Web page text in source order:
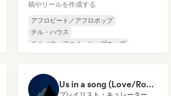
稿やリールを作成する
アフロビート／アフロポップ
チル・ハウス
チル／ローファイ・ヒップホップ
ディープ・ハウス
ドリーム・ポップ
エレクトロニカ
Us in a song (Love/Romantic/Emotional Songs)